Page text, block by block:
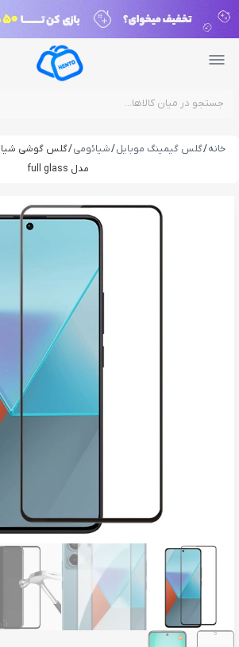
خانه/گلس گیمینگ موبایل/شیائومی
مدل full glass